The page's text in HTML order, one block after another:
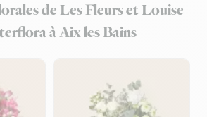
de Les Fleurs et Louise
à Aix les Bains